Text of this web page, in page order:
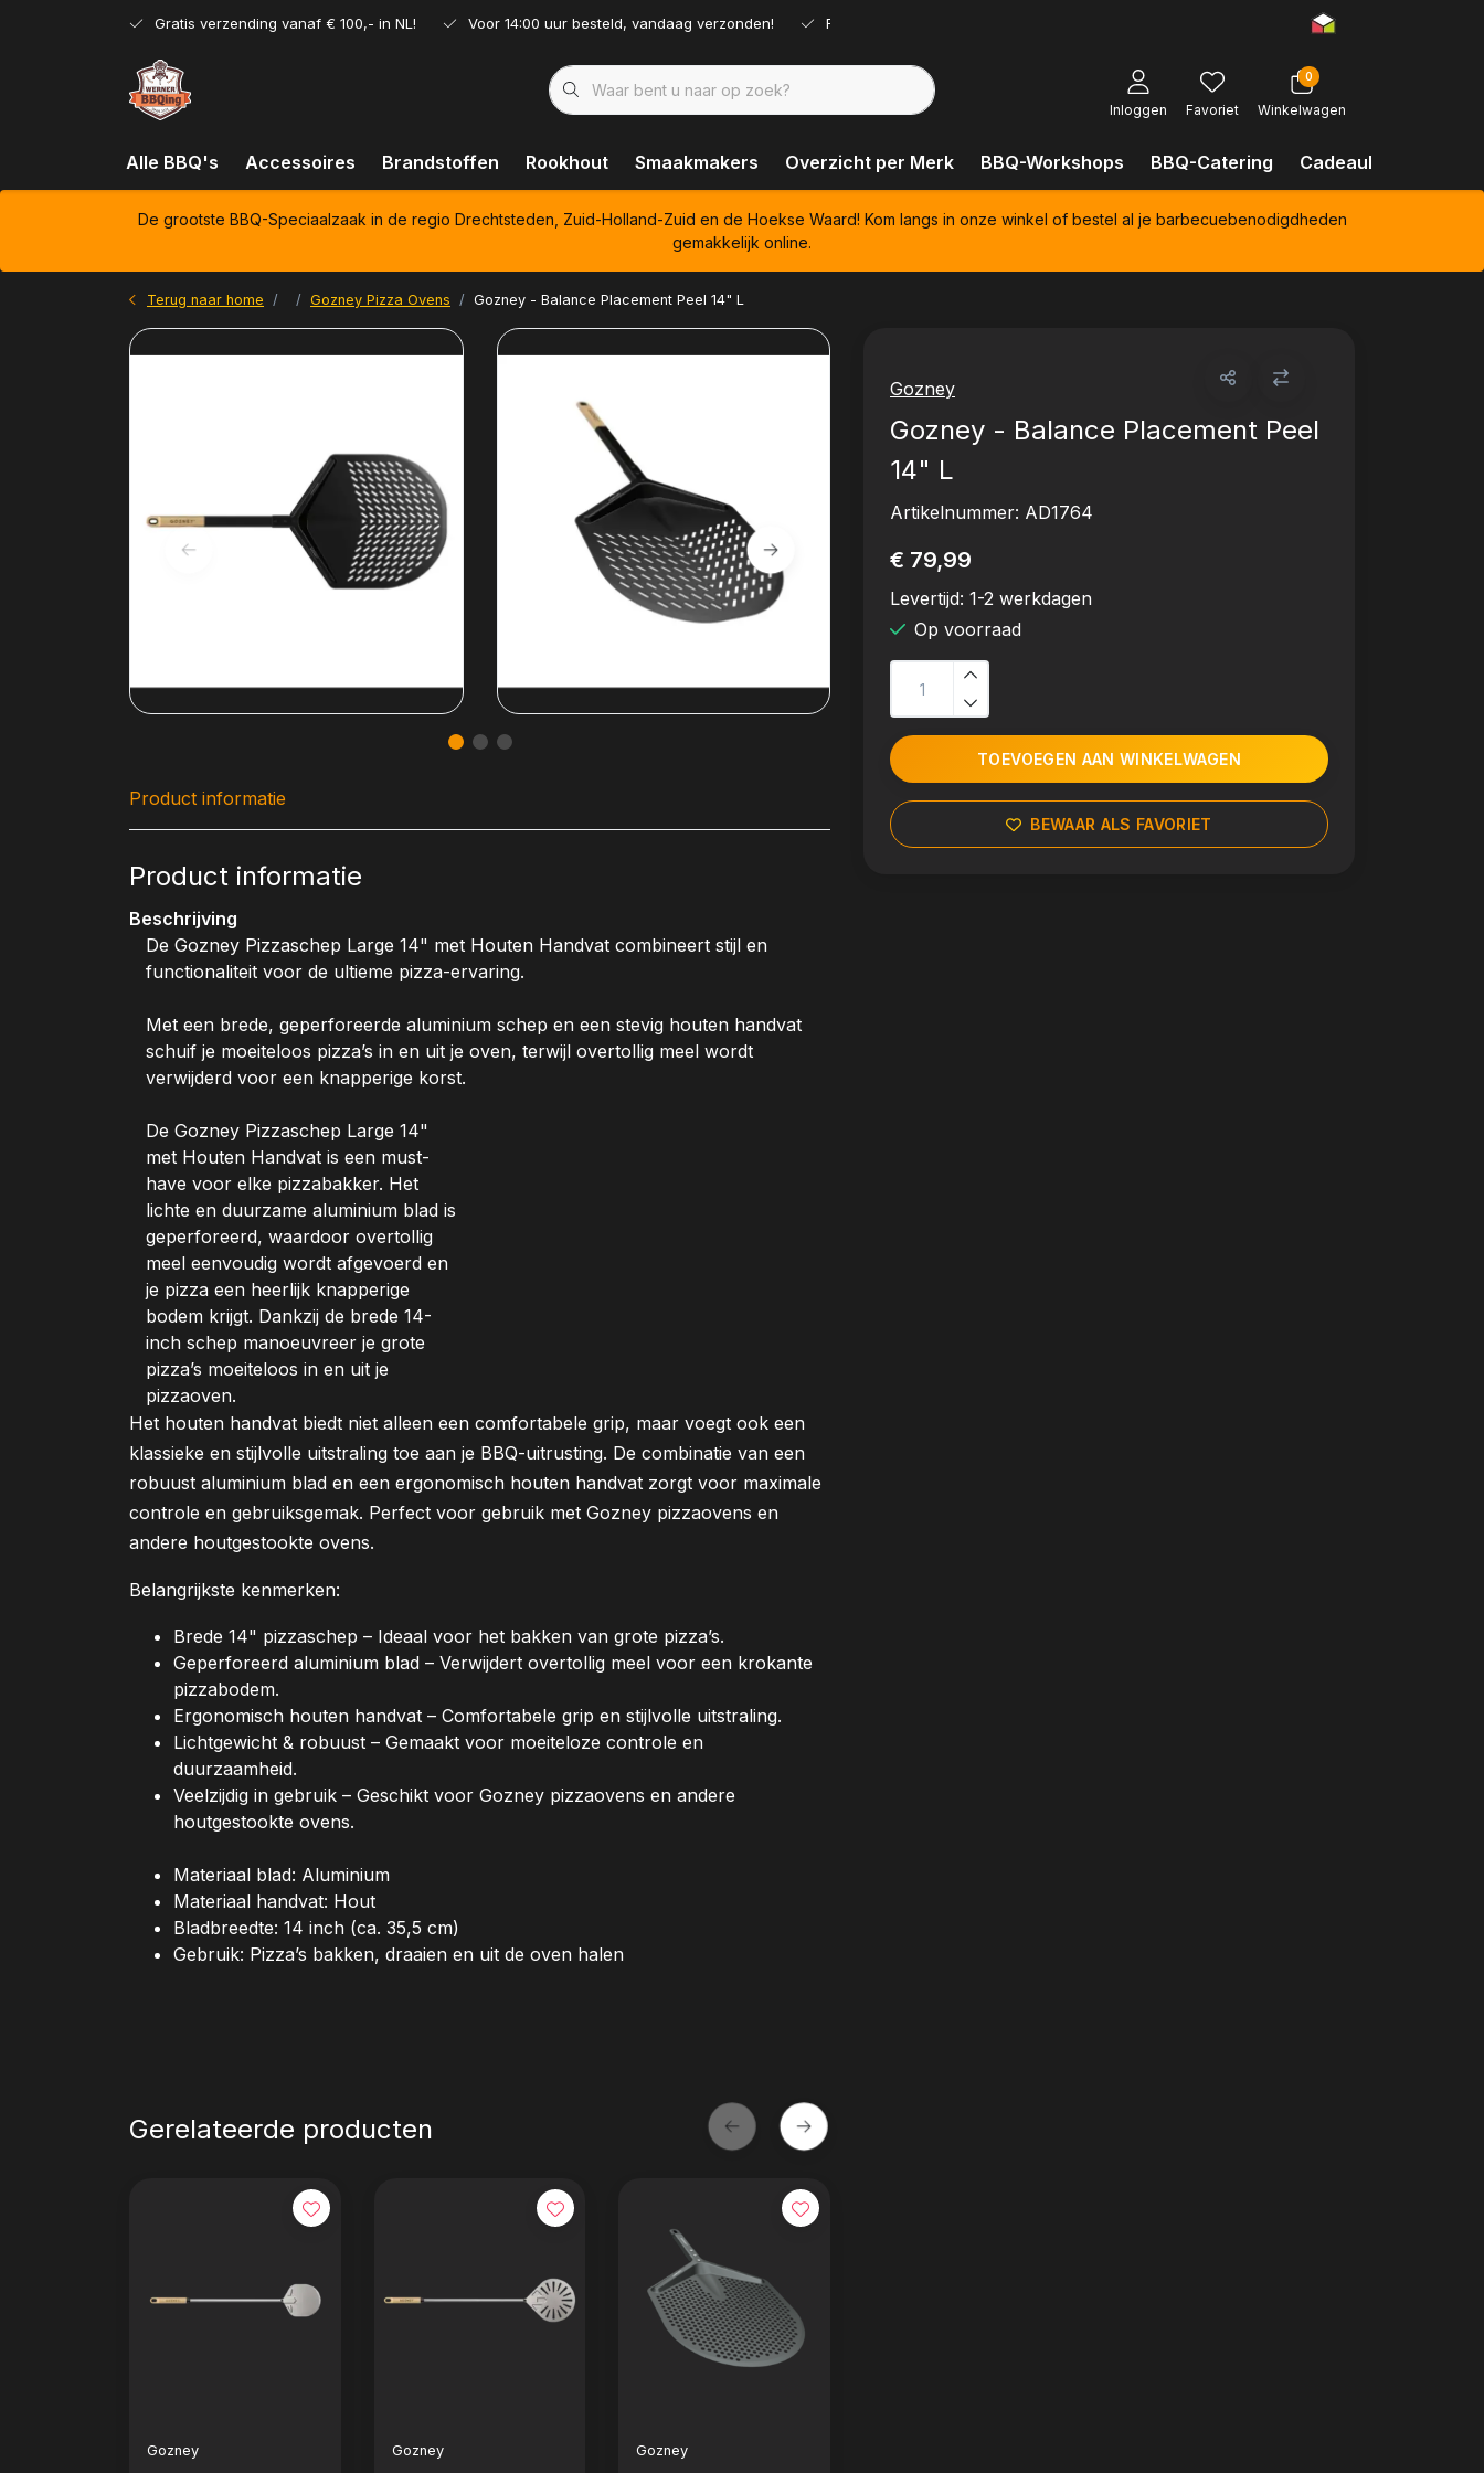
Gratis verzending vanaf € 100,- in NL! Voor 14:00 uur besteld, vandaag verzonden! Ruim assortiment!
Inloggen Favoriet
0
Winkelwagen
Alle BBQ's Accessoires Brandstoffen Rookhout Smaakmakers Overzicht per Merk BBQ-Workshops BBQ-Catering Cadeaubonnen
De grootste BBQ-Speciaalzaak in de regio Drechtsteden, Zuid-Holland-Zuid en de Hoekse Waard! Kom langs in onze winkel of bestel al je barbecuebenodigdheden
gemakkelijk online.
Terug naar home Gozney Pizza Ovens Gozney - Balance Placement Peel 14" L
Gozney
Gozney - Balance Placement Peel
14" L
Artikelnummer: AD1764
€ 79,99
Levertijd: 1-2 werkdagen
Op voorraad
TOEVOEGEN AAN WINKELWAGEN
BEWAAR ALS FAVORIET
Product informatie
Product informatie
Beschrijving
De Gozney Pizzaschep Large 14" met Houten Handvat combineert stijl en
functionaliteit voor de ultieme pizza-ervaring.
Met een brede, geperforeerde aluminium schep en een stevig houten handvat
schuif je moeiteloos pizza’s in en uit je oven, terwijl overtollig meel wordt
verwijderd voor een knapperige korst.
De Gozney Pizzaschep Large 14"
met Houten Handvat is een must-
have voor elke pizzabakker. Het
lichte en duurzame aluminium blad is
geperforeerd, waardoor overtollig
meel eenvoudig wordt afgevoerd en
je pizza een heerlijk knapperige
bodem krijgt. Dankzij de brede 14-
inch schep manoeuvreer je grote
pizza’s moeiteloos in en uit je
pizzaoven.
Het houten handvat biedt niet alleen een comfortabele grip, maar voegt ook een
klassieke en stijlvolle uitstraling toe aan je BBQ-uitrusting. De combinatie van een
robuust aluminium blad en een ergonomisch houten handvat zorgt voor maximale
controle en gebruiksgemak. Perfect voor gebruik met Gozney pizzaovens en
andere houtgestookte ovens.
Belangrijkste kenmerken:
Brede 14" pizzaschep – Ideaal voor het bakken van grote pizza’s.
Geperforeerd aluminium blad – Verwijdert overtollig meel voor een krokante
pizzabodem.
Ergonomisch houten handvat – Comfortabele grip en stijlvolle uitstraling.
Lichtgewicht & robuust – Gemaakt voor moeiteloze controle en
duurzaamheid.
Veelzijdig in gebruik – Geschikt voor Gozney pizzaovens en andere
houtgestookte ovens.
Materiaal blad: Aluminium
Materiaal handvat: Hout
Bladbreedte: 14 inch (ca. 35,5 cm)
Gebruik: Pizza’s bakken, draaien en uit de oven halen
Gerelateerde producten
Gozney Gozney Gozney